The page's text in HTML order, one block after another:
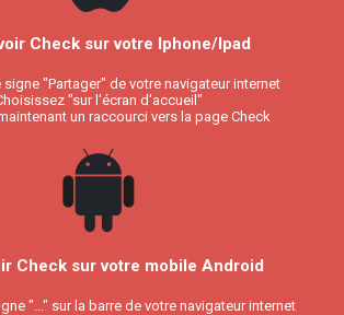
Check sur votre Iphone/Ipad
signe "Partager" de votre navigateur internet
"sur l'écran d'accueil"
un raccourci vers la page Check
Check sur votre mobile Android
"..." sur la barre de votre navigateur internet